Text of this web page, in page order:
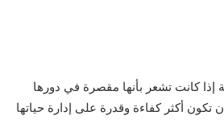
إذا كانت تشعر بأنها مقصرة في دورها
أكثر كفاءة وقدرة على إدارة حياتها